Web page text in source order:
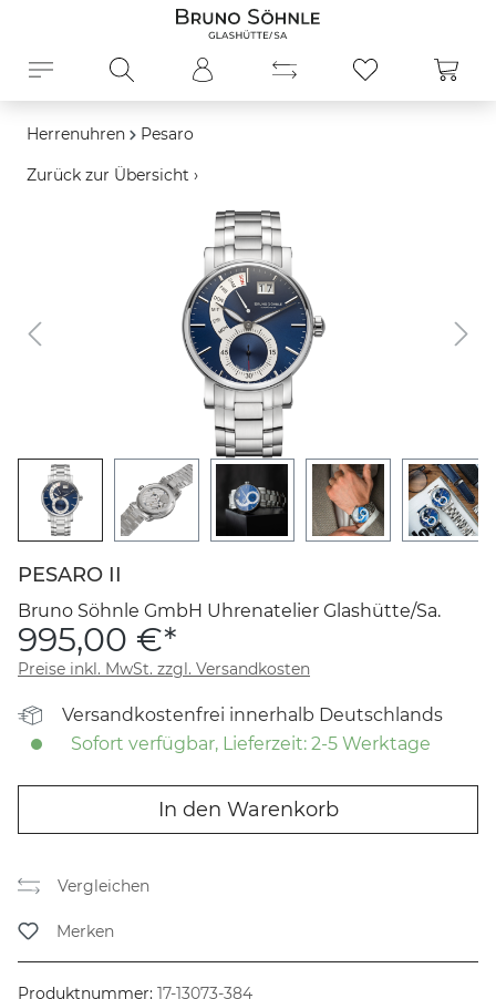
Herrenuhren Pesaro
Zurück zur Übersicht ›
Bildergalerie überspringen
PESARO II
Bruno Söhnle GmbH Uhrenatelier Glashütte/Sa.
995,00 €*
Preise inkl. MwSt. zzgl. Versandkosten
Versandkostenfrei innerhalb Deutschlands
Sofort verfügbar, Lieferzeit: 2-5 Werktage
In den Warenkorb
Vergleichen
Merken
Produktnummer: 17-13073-384